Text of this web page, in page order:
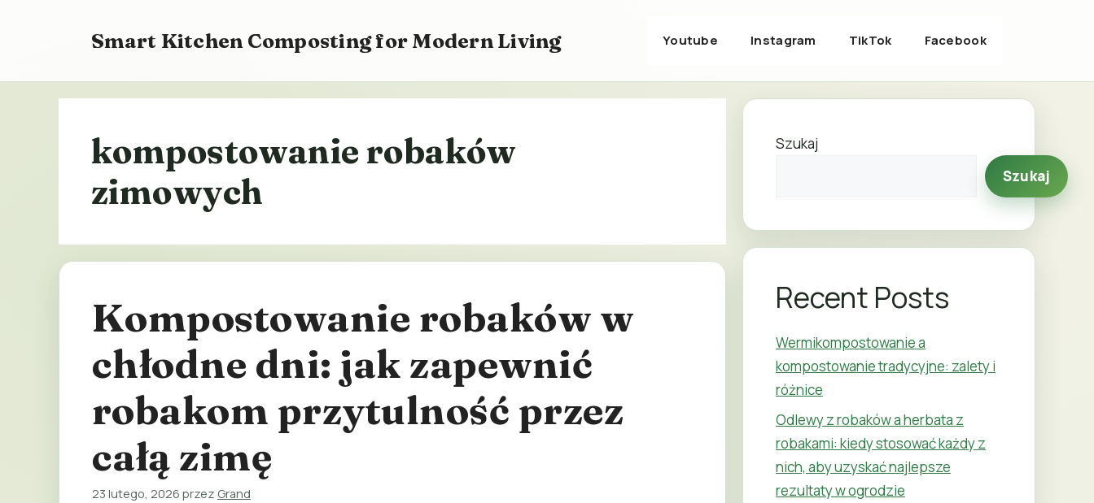
Smart Kitchen Composting for Modern Living Youtube Instagram TikTok Facebook
kompostowanie robaków
zimowych
Kompostowanie robaków w
chłodne dni: jak zapewnić
robakom przytulność przez
całą zimę
23 lutego, 2026 przez Grand
Szukaj
Szukaj
Recent Posts
Wermikompostowanie a
kompostowanie tradycyjne: zalety i
różnice
Odlewy z robaków a herbata z
robakami: kiedy stosować każdy z
nich, aby uzyskać najlepsze
rezultaty w ogrodzie